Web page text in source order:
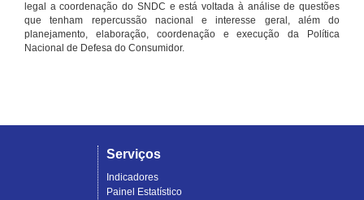
legal a coordenação do SNDC e está voltada à análise de questões
que tenham repercussão nacional e interesse geral, além do
planejamento, elaboração, coordenação e execução da Política
Nacional de Defesa do Consumidor.
Serviços
Indicadores
Painel Estatístico